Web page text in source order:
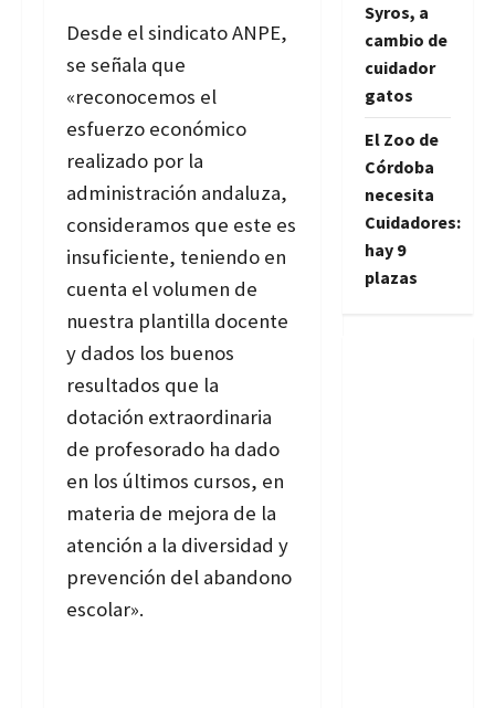
Desde el sindicato ANPE,
se señala que
«reconocemos el
esfuerzo económico
realizado por la
administración andaluza,
consideramos que este es
insuficiente, teniendo en
cuenta el volumen de
nuestra plantilla docente
y dados los buenos
resultados que la
dotación extraordinaria
de profesorado ha dado
en los últimos cursos, en
materia de mejora de la
atención a la diversidad y
prevención del abandono
escolar».
Syros, a
cambio de
cuidador
gatos
El Zoo de
Córdoba
necesita
Cuidadores:
hay 9
plazas